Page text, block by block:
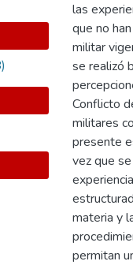
las
que no
militar
se realizó
Conflicto
militares
presente
vez que
materia y
permitan